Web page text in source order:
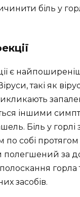
біль у
є
такі як
іншими
Біль у горлі
по собі протягом
полегшений за
горла
засобів.